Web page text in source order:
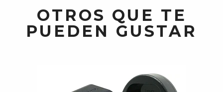
OTROS QUE TE
PUEDEN GUSTAR